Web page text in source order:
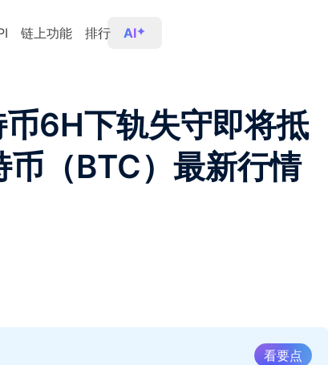
链上功能 排行 AI
6H下轨失守即将抵
（BTC）最新行情
看要点